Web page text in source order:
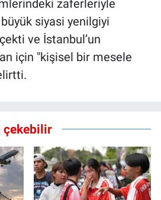
zaferleriyle
büyük siyasi yenilgiyi
ve İstanbul’un
için "kişisel bir mesele
çekebilir